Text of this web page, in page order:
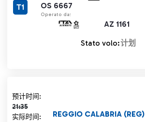
OS 6667
Operato da:
AZ 1161
T1
Stato volo:计划
预计时间:
21:35
计划时间 21:35 删除线
实际时间:
REGGIO CALABRIA (REG)